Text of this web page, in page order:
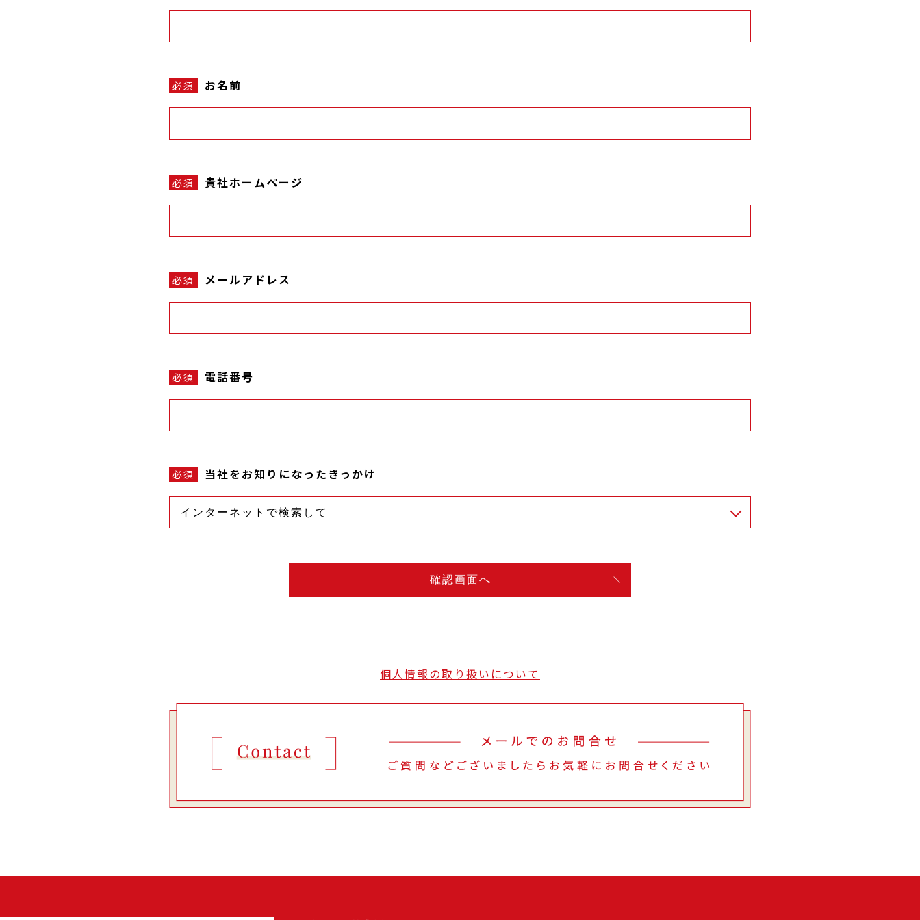
必須 お名前
必須 貴社ホームページ
必須 メールアドレス
必須 電話番号
必須 当社をお知りになったきっかけ
個人情報の取り扱いについて